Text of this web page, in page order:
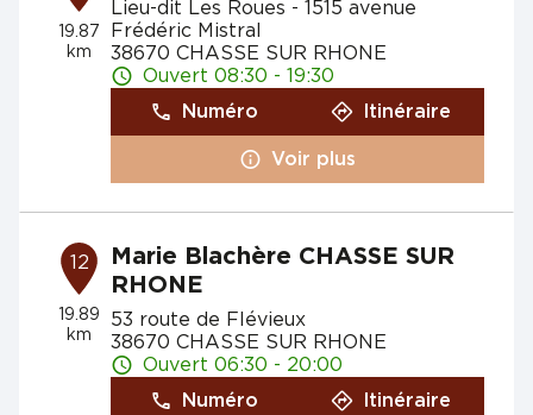
19.87
km
Lieu-dit Les Roues - 1515 avenue
Frédéric Mistral
38670 CHASSE SUR RHONE
Ouvert 08:30 - 19:30
Numéro
Itinéraire
Voir plus
12
19.89
km
Marie Blachère CHASSE SUR
RHONE
53 route de Flévieux
38670 CHASSE SUR RHONE
Ouvert 06:30 - 20:00
Numéro
Itinéraire